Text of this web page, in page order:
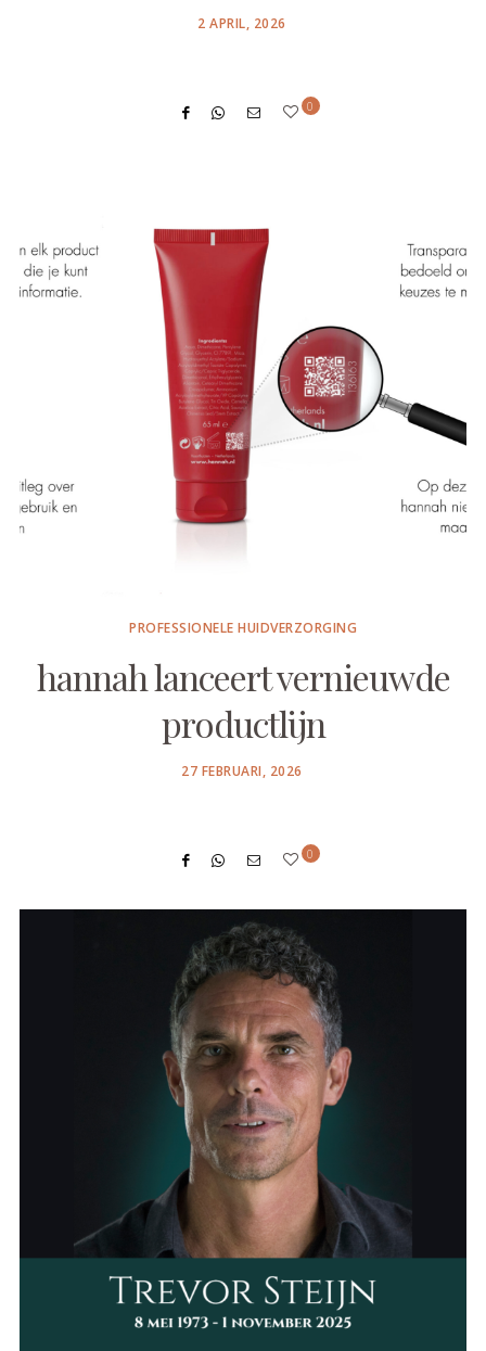
POSTED
2 APRIL, 2026
0
PROFESSIONELE HUIDVERZORGING
hannah lanceert vernieuwde
productlijn
POSTED
27 FEBRUARI, 2026
0